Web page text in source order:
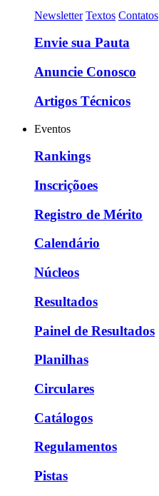
Newsletter Textos Contatos
Envie sua Pauta
Anuncie Conosco
Artigos Técnicos
Eventos
Rankings
Inscriçõoes
Registro de Mérito
Calendário
Núcleos
Resultados
Painel de Resultados
Planilhas
Circulares
Catálogos
Regulamentos
Pistas